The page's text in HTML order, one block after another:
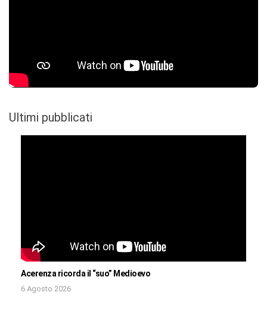
Ultimi pubblicati
Acerenza ricorda il “suo” Medioevo
6 Agosto 2026